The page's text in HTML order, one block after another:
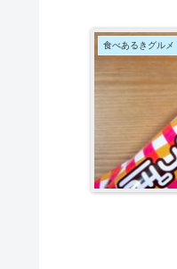
食べあるきグルメ